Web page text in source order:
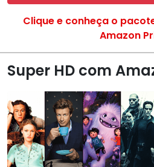
Clique e conheça o
Amazon
Super HD com